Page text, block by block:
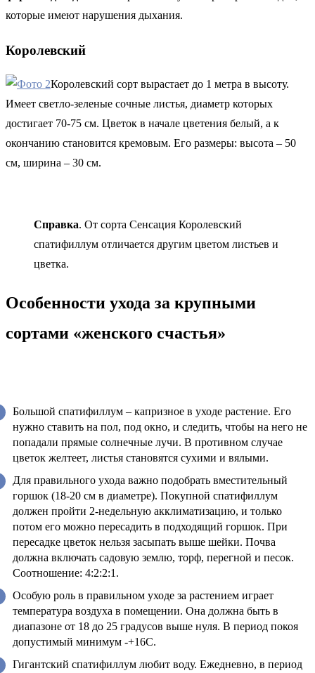
которые имеют нарушения дыхания.
Королевский
Королевский сорт вырастает до 1 метра в высоту.
Имеет светло-зеленые сочные листья, диаметр которых
достигает 70-75 см. Цветок в начале цветения белый, а к
окончанию становится кремовым. Его размеры: высота – 50
см, ширина – 30 см.
Справка. От сорта Сенсация Королевский
спатифиллум отличается другим цветом листьев и
цветка.
Особенности ухода за крупными
сортами «женского счастья»
Большой спатифиллум – капризное в уходе растение. Его
нужно ставить на пол, под окно, и следить, чтобы на него не
попадали прямые солнечные лучи. В противном случае
цветок желтеет, листья становятся сухими и вялыми.
Для правильного ухода важно подобрать вместительный
горшок (18-20 см в диаметре). Покупной спатифиллум
должен пройти 2-недельную акклиматизацию, и только
потом его можно пересадить в подходящий горшок. При
пересадке цветок нельзя засыпать выше шейки. Почва
должна включать садовую землю, торф, перегной и песок.
Соотношение: 4:2:2:1.
Особую роль в правильном уходе за растением играет
температура воздуха в помещении. Она должна быть в
диапазоне от 18 до 25 градусов выше нуля. В период покоя
допустимый минимум -+16С.
Гигантский спатифиллум любит воду. Ежедневно, в период